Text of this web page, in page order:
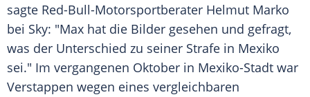
sagte Red-Bull-Motorsportberater Helmut Marko
bei Sky: "Max hat die Bilder gesehen und gefragt,
was der Unterschied zu seiner Strafe in Mexiko
sei." Im vergangenen Oktober in Mexiko-Stadt war
Verstappen wegen eines vergleichbaren